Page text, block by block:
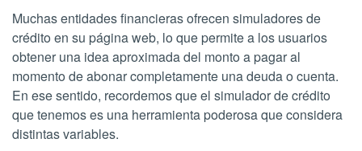
Muchas entidades financieras ofrecen simuladores de
crédito en su página web, lo que permite a los usuarios
obtener una idea aproximada del monto a pagar al
momento de abonar completamente una deuda o cuenta.
En ese sentido, recordemos que el simulador de crédito
que tenemos es una herramienta poderosa que considera
distintas variables.